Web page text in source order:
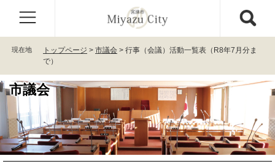
で
す
。
ば
し
て
本
文
へ
現在地 トップページ > 市議会 > 行事（会議）活動一覧表（R8年7月分ま
で）
市議会